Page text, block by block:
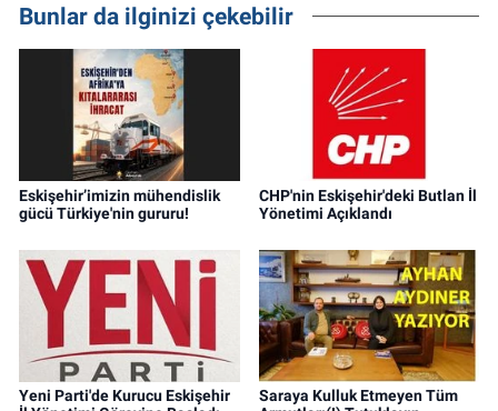
Bunlar da ilginizi çekebilir
Eskişehir’imizin mühendislik
gücü Türkiye'nin gururu!
CHP'nin Eskişehir'deki Butlan İl
Yönetimi Açıklandı
Yeni Parti'de Kurucu Eskişehir
Saraya Kulluk Etmeyen Tüm